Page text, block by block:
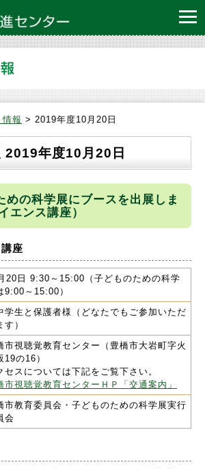
情報 > 2019年度10月20日
2019年度10月20日
めの科学展にブースを出展しま
エンス講座）
座
20日 9:30～15:00（子どものための科学
9:00～15:00）
学生と保護者様（どなたでもご参加いただ
す）
市視聴覚教育センター（豊橋市大岩町字火
19の16）
セスについては下記をご覧下さい。
市視聴覚教育センターＨＰ「交通案内」
市教育委員会・子どものための科学展実行
会